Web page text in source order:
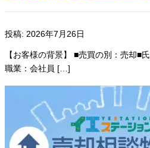
投稿: 2026年7月26日
【お客様の背景】 ■売買の別：売却■
職業：会社員 […]